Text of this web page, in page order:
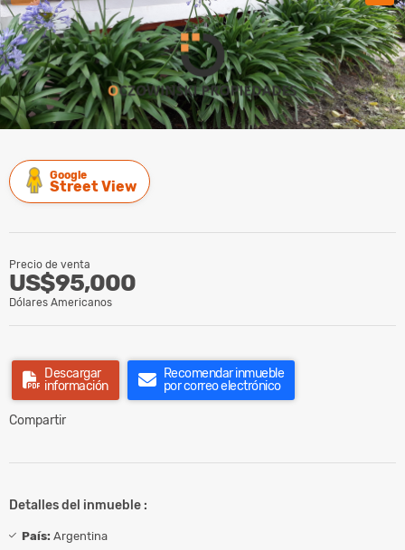
Google
Street View
Precio de venta
US$95,000
Dólares Americanos
Descargar
información
Recomendar inmueble
por correo electrónico
Compartir
Detalles del inmueble :
País: Argentina